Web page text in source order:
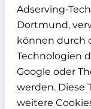
Adserving-
Dortmund,
können durch
Technologien
Google oder
werden. Diese
weitere